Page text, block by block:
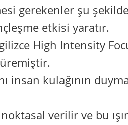
gerekenler şu
etkisi yaratır.
High Intensity
insan kulağının
noktasal verilir ve bu